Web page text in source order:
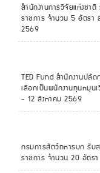
สำนักงานการวิจัยแห่งชา
ราชการ จำนวน 5 อัตรา
2569
TED Fund สำนักงานปลั
เลือกเป็นพนักงานทุนหมุ
- 12 สิงหาคม 2569
กรมการสัตว์ทหารบก รับ
ราชการ จำนวน 20 อัตร